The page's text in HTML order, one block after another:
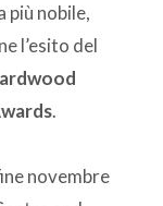
più nobile,
l’esito del
.
novembre